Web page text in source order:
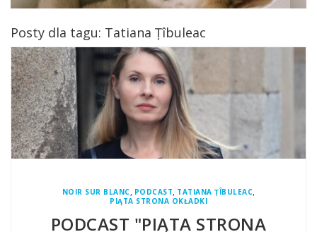
Posty dla tagu: Tatiana Țîbuleac
NOIR SUR BLANC, PODCAST, TATIANA ȚÎBULEAC,
PIĄTA STRONA OKŁADKI
PODCAST "PIĄTA STRONA